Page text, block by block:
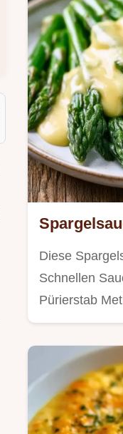
Diese
Schnellen
Pürierstab